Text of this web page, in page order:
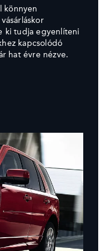
könnyen
ki tudja egyenlíteni
kapcsolódó
hat évre nézve.